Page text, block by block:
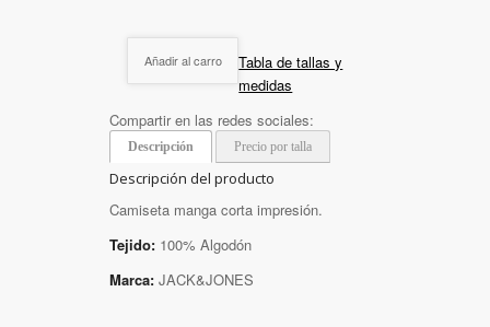
Añadir al carro
Tabla de tallas y
medidas
Compartir en las redes sociales:
Descripción Precio por talla
Descripción del producto
Camiseta manga corta impresión.
Tejido: 100% Algodón
Marca: JACK&JONES